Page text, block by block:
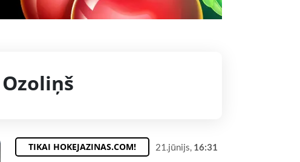
TIKAI HOKEJAZINAS.COM! 21.jūnijs, 16:31